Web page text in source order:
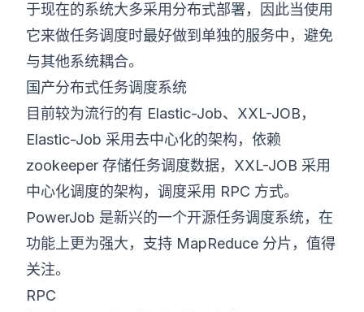
于现在的系统大多采用分布式部署，因此当使用
它来做任务调度时最好做到单独的服务中，避免
与其他系统耦合。
国产分布式任务调度系统
目前较为流行的有 Elastic-Job、XXL-JOB，
Elastic-Job 采用去中心化的架构，依赖
zookeeper 存储任务调度数据，XXL-JOB 采用
中心化调度的架构，调度采用 RPC 方式。
PowerJob 是新兴的一个开源任务调度系统，在
功能上更为强大，支持 MapReduce 分片，值得
关注。
RPC